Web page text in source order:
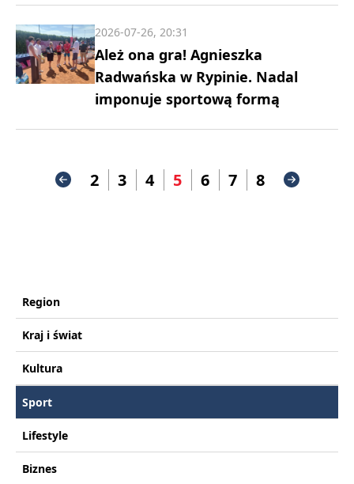
Ależ ona gra! Agnieszka
Radwańska w Rypinie. Nadal
imponuje sportową formą
2026-07-26, 20:31
2 3 4 5 6 7 8
Region
Kraj i świat
Kultura
Sport
Lifestyle
Biznes